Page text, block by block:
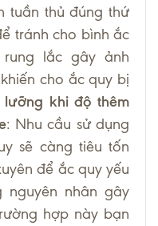
tuần thủ đúng thứ
tránh cho bình ắc
lắc gây ảnh
cho ắc quy bị
lưỡng khi độ thêm
: Nhu cầu sử dụng
sẽ càng tiêu tốn
để ắc quy yếu
nguyên nhân gây
hợp này bạn